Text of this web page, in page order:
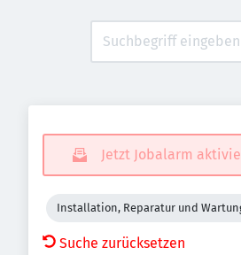
Jetzt Jobalarm
Installation, Reparatur und
Suche zurücksetzen